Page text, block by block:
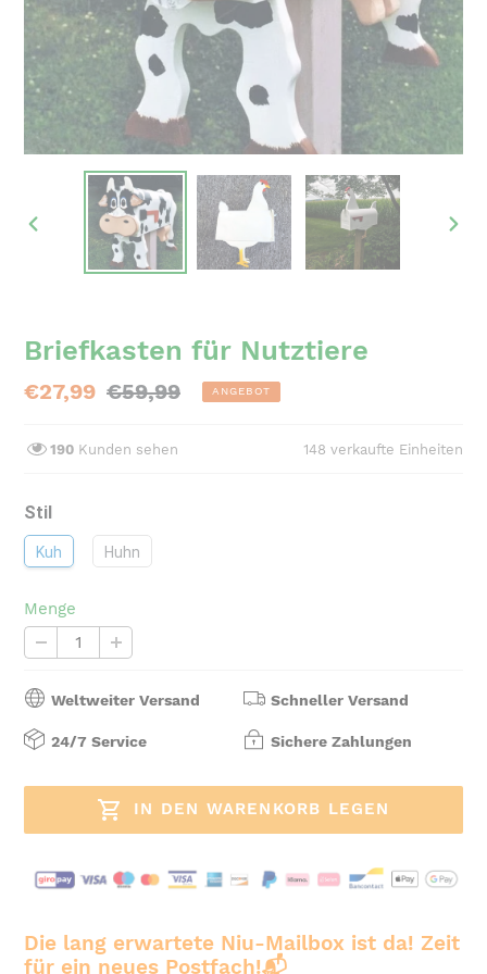
VORHERIGER
SCHIEBER
Briefkasten für Nutztiere
Sonderpreis
€27,99 Normaler
€59,99 ANGEBOT
190 Kunden sehen 148 verkaufte Einheiten
Stil
Kuh Huhn
Menge
Weltweiter Versand Schneller Versand
24/7 Service Sichere Zahlungen
IN DEN WARENKORB LEGEN
wird
zum
Die lang erwartete Niu-Mailbox ist da! Zeit
für ein neues Postfach!📬